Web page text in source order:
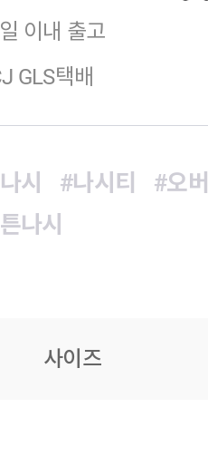
이내 출고
GLS택배
시 #나시티
#오
나시
사이즈